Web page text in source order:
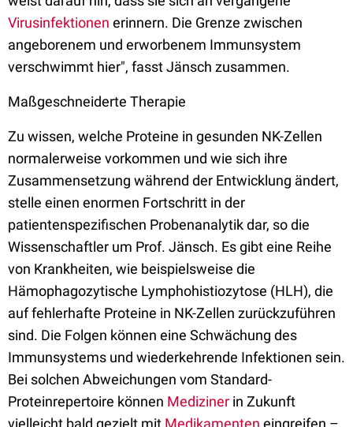
Virusinfektionen erinnern. Die Grenze zwischen
angeborenem und erworbenem Immunsystem
verschwimmt hier", fasst Jänsch zusammen.
Maßgeschneiderte Therapie
Zu wissen, welche Proteine in gesunden NK-Zellen
normalerweise vorkommen und wie sich ihre
Zusammensetzung während der Entwicklung ändert,
stelle einen enormen Fortschritt in der
patientenspezifischen Probenanalytik dar, so die
Wissenschaftler um Prof. Jänsch. Es gibt eine Reihe
von Krankheiten, wie beispielsweise die
Hämophagozytische Lymphohistiozytose (HLH), die
auf fehlerhafte Proteine in NK-Zellen zurückzuführen
sind. Die Folgen können eine Schwächung des
Immunsystems und wiederkehrende Infektionen sein.
Bei solchen Abweichungen vom Standard-
Proteinrepertoire können Mediziner in Zukunft
vielleicht bald gezielt mit Medikamenten eingreifen –